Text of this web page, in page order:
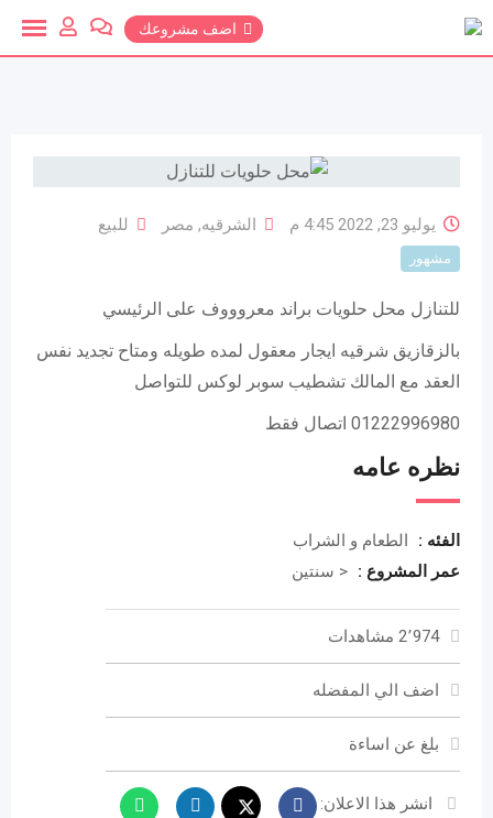
تخطي
اضف مشروعك
يوليو 23, 2022 4:45 م الشرقيه, مصر للبيع
مشهور
للتنازل محل حلويات براند معروووف على الرئيسي
بالزقازيق شرقيه ايجار معقول لمده طويله ومتاح تجديد نفس
العقد مع المالك تشطيب سوبر لوكس للتواصل
01222996980 اتصال فقط
نظره عامه
الفئه :
الطعام و الشراب
عمر المشروع : < سنتين
2٬974 مشاهدات
اضف الي المفضله
بلغ عن اساءة
انشر هذا الاعلان: